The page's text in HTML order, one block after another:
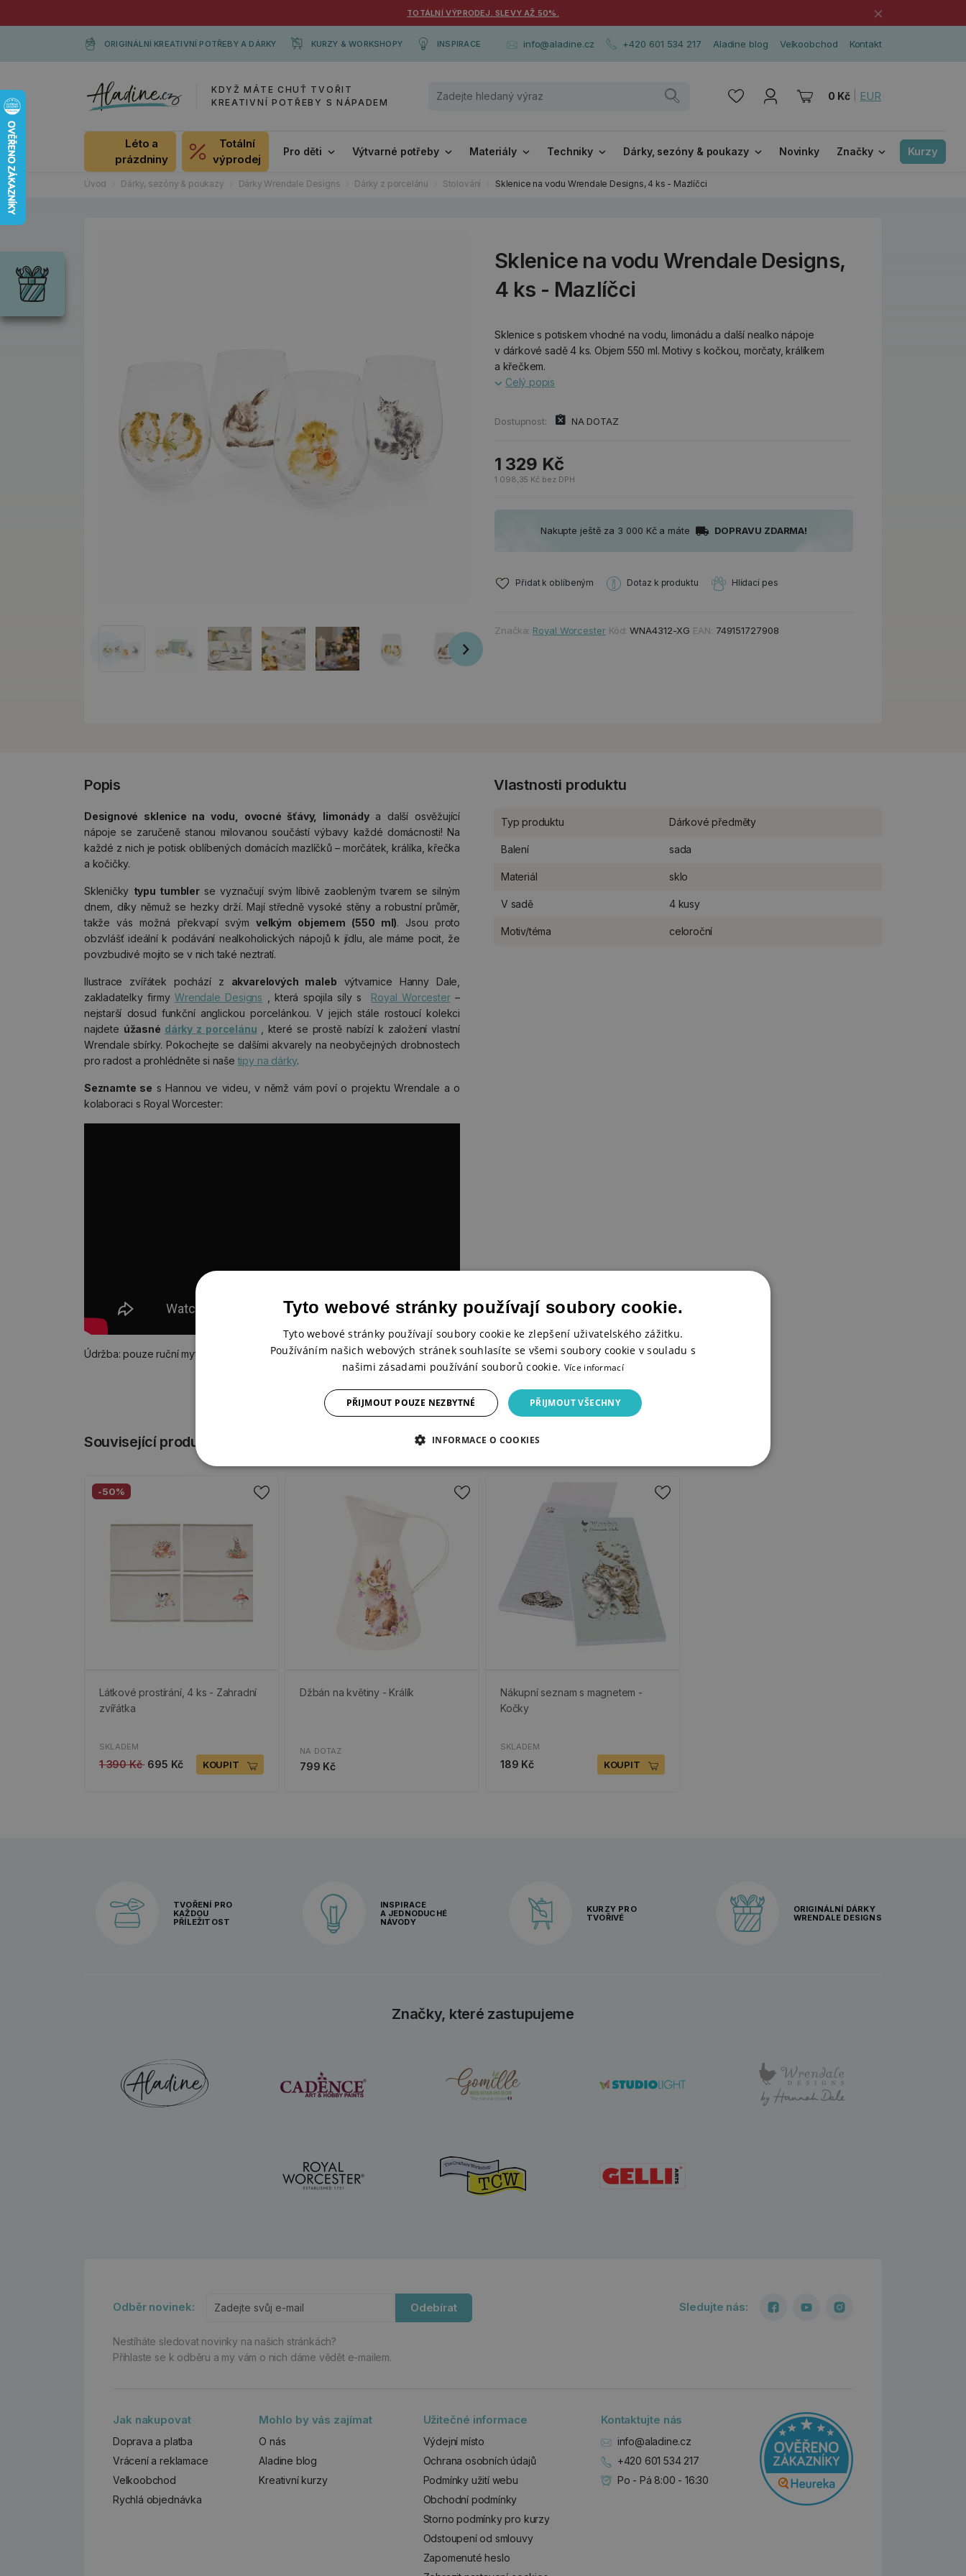
TOTÁLNÍ VÝPRODEJ. SLEVY AŽ 50%. ×
ORIGINÁLNÍ KREATIVNÍ POTŘEBY A DÁRKY KURZY & WORKSHOPY INSPIRACE info@aladine.cz +420 601 534 217 Aladine blog Velkoobchod Kontakt
KDYŽ MÁTE CHUŤ TVOŘIT
KREATIVNÍ POTŘEBY S NÁPADEM
0 Kč EUR
Léto a
prázdniny
Totální
výprodej
Pro děti Výtvarné potřeby Materiály Techniky Dárky, sezóny & poukazy Novinky Značky Kurzy
Úvod Dárky, sezóny & poukazy Dárky Wrendale Designs Dárky z porcelánu Stolování Sklenice na vodu Wrendale Designs, 4 ks - Mazlíčci
Sklenice na vodu Wrendale Designs,
4 ks - Mazlíčci
Sklenice s potiskem vhodné na vodu, limonádu a další nealko nápoje
v dárkové sadě 4 ks. Objem 550 ml. Motivy s kočkou, morčaty, králíkem
a křečkem.
Celý popis
Dostupnost: NA DOTAZ
1 329 Kč
1 098,35 Kč bez DPH
Nakupte ještě za 3 000 Kč a máte DOPRAVU ZDARMA!
Přidat k oblíbeným Dotaz k produktu Hlídací pes
Značka: Royal Worcester Kód:WNA4312-XG EAN: 749151727908
Popis
Designové sklenice na vodu, ovocné šťávy, limonádya další osvěžující
nápoje se zaručeně stanou milovanou součástí výbavy každé domácnosti! Na
každé z nich je potisk oblíbených domácích mazlíčků – morčátek, králíka, křečka
a kočičky.
Skleničky typu tumblerse vyznačují svým líbivě zaobleným tvarem se silným
dnem, díky němuž se hezky drží. Mají středně vysoké stěny a robustní průměr,
takže vás možná překvapí svým velkým objemem (550 ml). Jsou proto
obzvlášť ideální k podávání nealkoholických nápojů k jídlu, ale máme pocit, že
povzbudivé mojito se v nich také neztratí.
Ilustrace zvířátek pochází z akvarelových maleb výtvarnice Hanny Dale,
zakladatelky firmyWrendale Designs , která spojila síly s Royal Worcester–
nejstarší dosud funkční anglickou porcelánkou. V jejich stále rostoucí kolekci
najdete úžasné dárky z porcelánu
, které se prostě nabízí k založení vlastní
Wrendale sbírky. Pokochejte se dalšími akvarely na neobyčejných drobnostech
pro radost a prohlédněte si našetipy na dárky.
Seznamte se s Hannou ve videu, v němž vám poví o projektu Wrendale a o
kolaboraci s Royal Worcester:
Údržba: pouze ruční mytí
Vlastnosti produktu
Typ produktu Dárkové předměty
Balení sada
Materiál sklo
V sadě 4 kusy
Motiv/téma celoroční
Související produkty
-50%
Látkové prostírání, 4 ks - Zahradní
zvířátka
SKLADEM
1 390 Kč 695 Kč KOUPIT
Džbán na květiny - Králík
NA DOTAZ
799 Kč
Nákupní seznam s magnetem -
Kočky
SKLADEM
189 Kč KOUPIT
TVOŘENÍ PRO
KAŽDOU
PŘÍLEŽITOST
INSPIRACE
A JEDNODUCHÉ
NÁVODY
KURZY PRO
TVOŘIVÉ
ORIGINÁLNÍ DÁRKY
WRENDALE DESIGNS
Značky, které zastupujeme
Odběr novinek: Odebírat
Nestíháte sledovat novinky na našich stránkách?
Přihlaste se k odběru a my vám o nich dáme vědět e-mailem.
Sledujte nás:
Jak nakupovat
Doprava a platba
Vrácení a reklamace
Velkoobchod
Rychlá objednávka
Mohlo by vás zajímat
O nás
Aladine blog
Kreativní kurzy
Užitečné informace
Výdejní místo
Ochrana osobních údajů
Podmínky užití webu
Obchodní podmínky
Storno podmínky pro kurzy
Odstoupení od smlouvy
Zapomenuté heslo
Kontaktujte nás
info@aladine.cz
+420 601 534 217
Po - Pá 8:00 - 16:30
Tyto webové stránky používají soubory cookie.
Tyto webové stránky používají soubory cookie ke zlepšení uživatelského zážitku.
Používáním našich webových stránek souhlasíte se všemi soubory cookie v souladu s
našimi zásadami používání souborů cookie. Více informací
PŘIJMOUT VŠECHNY
PŘIJMOUT POUZE NEZBYTNÉ
INFORMACE O COOKIES